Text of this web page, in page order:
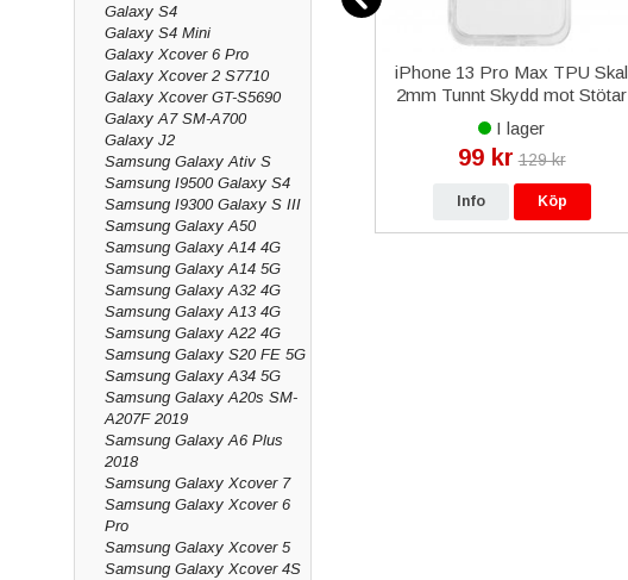
Galaxy S4
Galaxy S4 Mini
Galaxy Xcover 6 Pro
Galaxy Xcover 2 S7710
Galaxy Xcover GT-S5690
Galaxy A7 SM-A700
Galaxy J2
Samsung Galaxy Ativ S
Samsung I9500 Galaxy S4
Samsung I9300 Galaxy S III
Samsung Galaxy A50
Samsung Galaxy A14 4G
Samsung Galaxy A14 5G
Samsung Galaxy A32 4G
Samsung Galaxy A13 4G
Samsung Galaxy A22 4G
Samsung Galaxy S20 FE 5G
Samsung Galaxy A34 5G
Samsung Galaxy A20s SM-
A207F 2019
Samsung Galaxy A6 Plus
2018
Samsung Galaxy Xcover 7
Samsung Galaxy Xcover 6
Pro
Samsung Galaxy Xcover 5
Samsung Galaxy Xcover 4S
Samsung Galaxy S22 Plus
(SM-S906B) Baksida Original
- Ljusblå
I lager
549 kr 690 kr
Info Köp
iPhone 13 Pro Max TPU Skal
2mm Tunnt Skydd mot Stötar
- Transparent
I lager
99 kr 129 kr
Info Köp